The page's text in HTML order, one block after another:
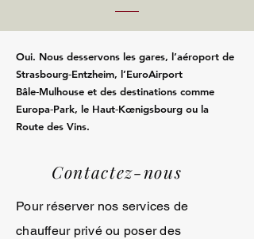
Oui. Nous desservons les gares, l’aéroport de
Strasbourg‑Entzheim, l’EuroAirport
Bâle‑Mulhouse et des destinations comme
Europa‑Park, le Haut‑Kœnigsbourg ou la
Route des Vins.
Contactez-nous
Pour réserver nos services de
chauffeur privé ou poser des